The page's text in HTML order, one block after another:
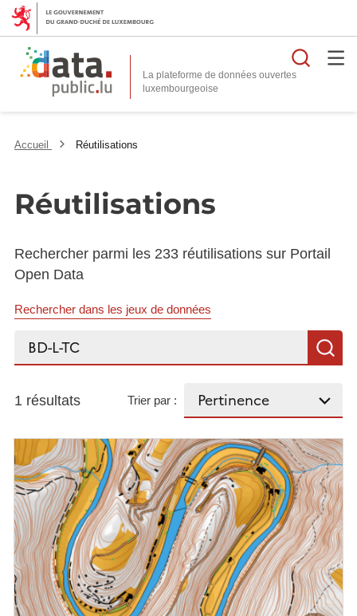
La plateforme de données ouvertes
Accueil Réutilisations
Réutilisations
Rechercher parmi les 233 réutilisations sur Portail
Open Data
Rechercher dans les jeux de données
Rechercher...
1 résultats Trier par :